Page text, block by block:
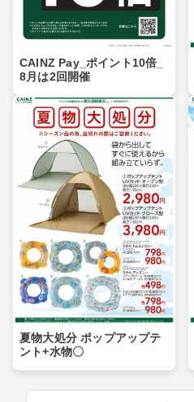
CAINZ Pay_ポイント10倍_
8月は2回開催
夏物大処分 ポップアップテ
ント+水物〇